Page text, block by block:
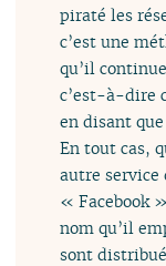
piraté les
c’est une
qu’il
c’est-à-dire
en disant
En tout cas,
autre service
« Facebook
nom qu’il
sont